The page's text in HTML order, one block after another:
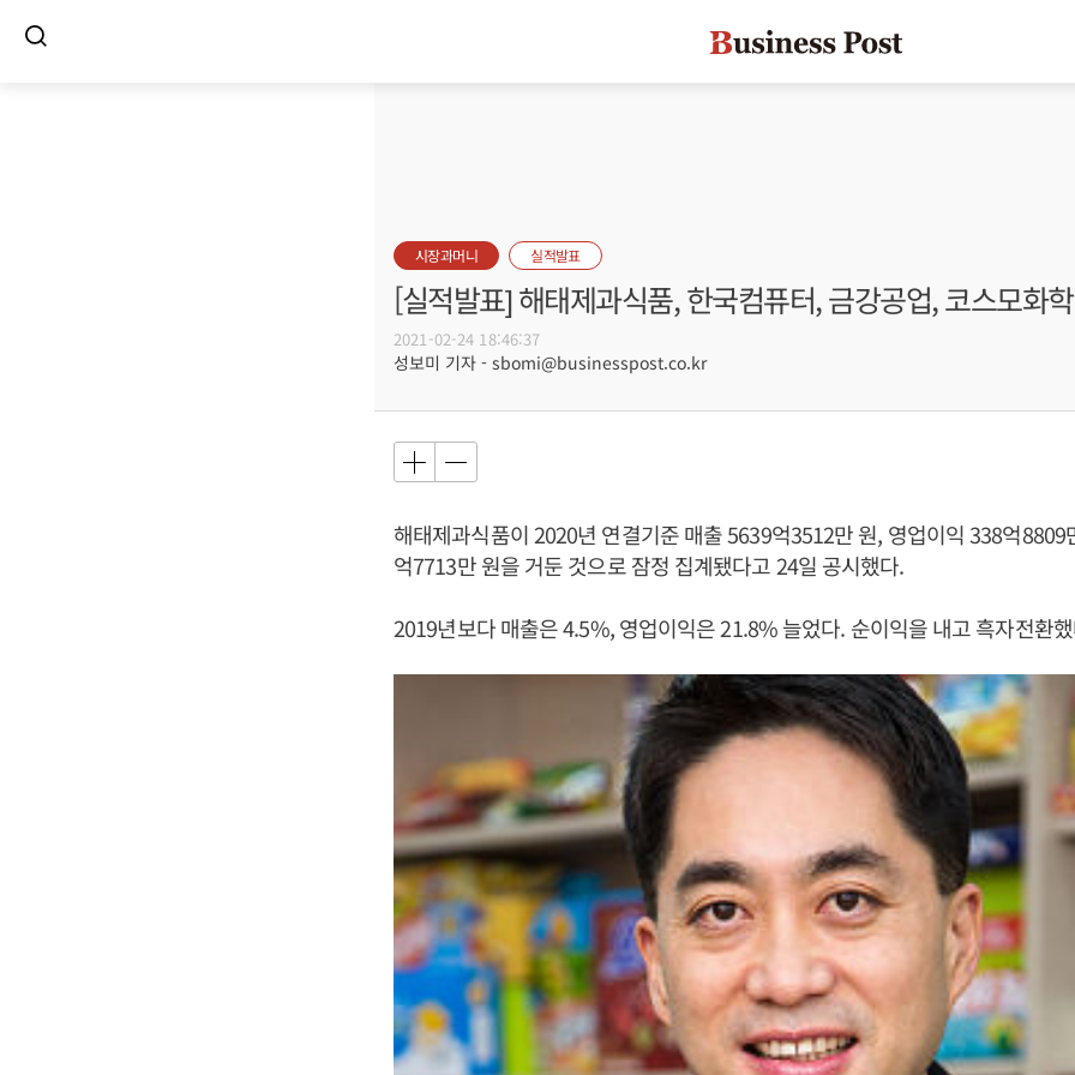
시장과머니 실적발표
[실적발표] 해태제과식품, 한국컴퓨터, 금강공업, 코스모화학
2021-02-24 18:46:37
성보미 기자 - sbomi@businesspost.co.kr
해태제과식품이 2020년 연결기준 매출 5639억3512만 원, 영업이익 338억8809
억7713만 원을 거둔 것으로 잠정 집계됐다고 24일 공시했다.
2019년보다 매출은 4.5%, 영업이익은 21.8% 늘었다. 순이익을 내고 흑자전환